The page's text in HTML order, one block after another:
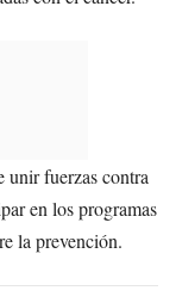
unir fuerzas contra
en los programas
la prevención.